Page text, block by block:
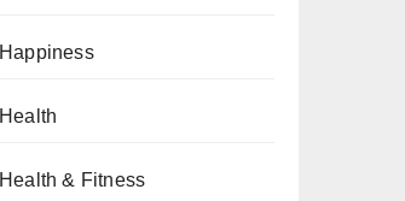
Happiness
Health
Health & Fitness